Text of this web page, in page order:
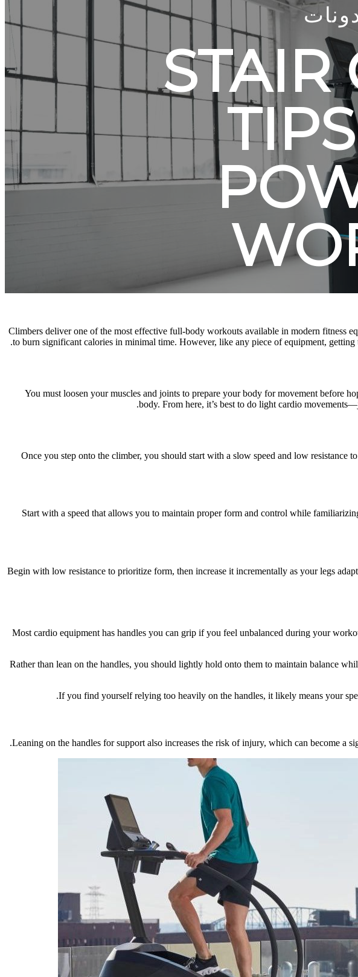
STAIR
Climbers deliver one of the most effective full-body workouts available in modern fitness
to burn significant calories in minimal time. However, like any piece of equipment,
You must loosen your muscles and joints to prepare your body for movement before
body. From here, it’s best to do light cardio
Once you step onto the climber, you should start with a slow speed and low resistance
Start with a speed that allows you to maintain proper form and control while
Begin with low resistance to prioritize form, then increase it incrementally as your legs
Most cardio equipment has handles you can grip if you feel unbalanced during your
Rather than lean on the handles, you should lightly hold onto them to maintain balance
If you find yourself relying too heavily on the handles, it likely means your
Leaning on the handles for support also increases the risk of injury, which can become